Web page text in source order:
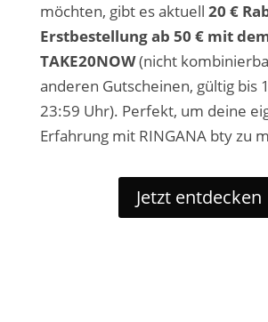
möchten, gibt es aktuell 20 €
Erstbestellung ab 50 € mit
TAKE20NOW(nicht
anderen Gutscheinen, gültig bis
23:59 Uhr). Perfekt, um deine
Erfahrung mit RINGANA bty zu
Jetzt entdecken